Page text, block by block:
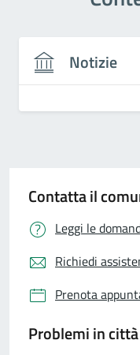
Notizie
Contatta il
Leggi le
Richiedi
Prenota
Problemi in città